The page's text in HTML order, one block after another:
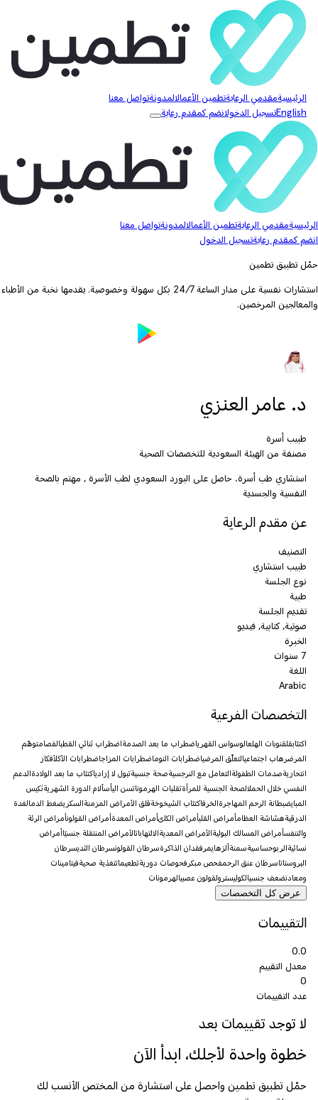
الرئيسيةمقدمي الرعايةتطمين الأعمالالمدونةتواصل معنا
Englishتسجيل الدخولانضم كمقدم رعاية
الرئيسيةمقدمي الرعايةتطمين الأعمالالمدونةتواصل معنا
انضم كمقدم رعايةتسجيل الدخول
حمّل تطبيق تطمين
استشارات نفسية على مدار الساعة 24/7 بكل سهولة وخصوصية. يقدمها نخبة من الأطباء
والمعالجين المرخصين.
د. عامر العنزي
طبيب أسرة
مصنفة من الهيئة السعودية للتخصصات الصحية
استشاري طب أسرة، حاصل على البورد السعودي لطب الأسرة , مهتم بالصحة
النفسية والجسدية
عن مقدم الرعاية
التصنيف
طبيب استشاري
نوع الجلسة
طبية
تقديم الجلسة
صوتية, كتابية, فيديو
الخبرة
7 سنوات
اللغة
Arabic
التخصصات الفرعية
اكتئابقلقنوبات الهلعالوسواس القهرياضطراب ما بعد الصدمة اضطراب ثنائي القطبالفصامتوهّم
المرضرهاب اجتماعيالتعلّق المرضياضطرابات النوماضطرابات المزاجاضطرابات الأكلأفكار
انتحاريةصدمات الطفولة التعامل مع النرجسيةصحة جنسيةتبول لا إرادياكتئاب ما بعد الولادة الدعم
النفسي خلال الحملالصحة الجنسية للمرأةتقلبات الهرموناتسن اليأسآلام الدورة الشهريةتكيس
المبايضبطانة الرحم المهاجرة الخرفاكتئاب الشيخوخةقلق الأمراض المزمنة السكريضغط الدمالغدة
الدرقيةهشاشة العظامأمراض القلبأمراض الكلىأمراض المعدة أمراض القولونأمراض الرئة
والتنفسأمراض المسالك البولية الأمراض المعدية الالتهاباتالأمراض المنتقلة جنسيًا أمراض
نسائية الربوحساسيةسمنة ألزهايمر فقدان الذاكرةسرطان القولونسرطان الثديسرطان
البروستاتاسرطان عنق الرحمفحص مبكر فحوصات دوريةتطعيماتتغذية صحيةفيتامينات
ومعادنضعف جنسيالكوليسترولقولون عصبيالهرمونات
عرض كل التخصصات
التقييمات
0.0
معدل التقييم
0
عدد التقييمات
لا توجد تقييمات بعد
خطوة واحدة لأجلك، ابدأ الآن
حمّل تطبيق تطمين واحصل على استشارة من المختص الأنسب لك